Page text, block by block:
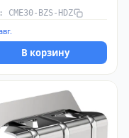
CME30-BZS-HDZ
В корзину